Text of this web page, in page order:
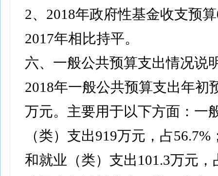
2、2018年政府性基金收支预
2017年相比持平。
六、一般公共预算支出情况说
2018年一般公共预算支出年初
万元。主要用于以下方面：一
（类）支出919万元，占
和就业（类）支出101.3万元，